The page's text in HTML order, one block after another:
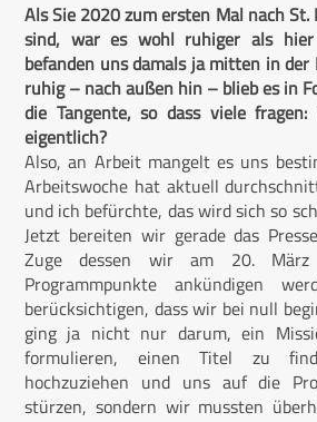
Als Sie 2020 zum ersten Mal nach St.
sind, war es wohl ruhiger als
befanden uns damals ja mitten in der
ruhig – nach außen hin – blieb es in
die Tangente, so dass viele fragen:
eigentlich?
Also, an Arbeit mangelt es uns
Arbeitswoche hat aktuell
und ich befürchte, das wird sich so
Jetzt bereiten wir gerade das
Zuge dessen wir am 20. März
Programmpunkte ankündigen
berücksichtigen, dass wir bei null
ging ja nicht nur darum, ein
formulieren, einen Titel zu
hochzuziehen und uns auf die
stürzen, sondern wir mussten